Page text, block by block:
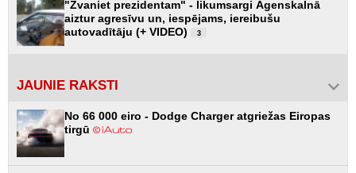
"Zvaniet prezidentam" - likumsargi Āgenskalnā
aiztur agresīvu un, iespējams, iereibušu
autovadītāju (+ VIDEO)
3
JAUNIE RAKSTI
No 66 000 eiro - Dodge Charger atgriežas Eiropas
tirgū